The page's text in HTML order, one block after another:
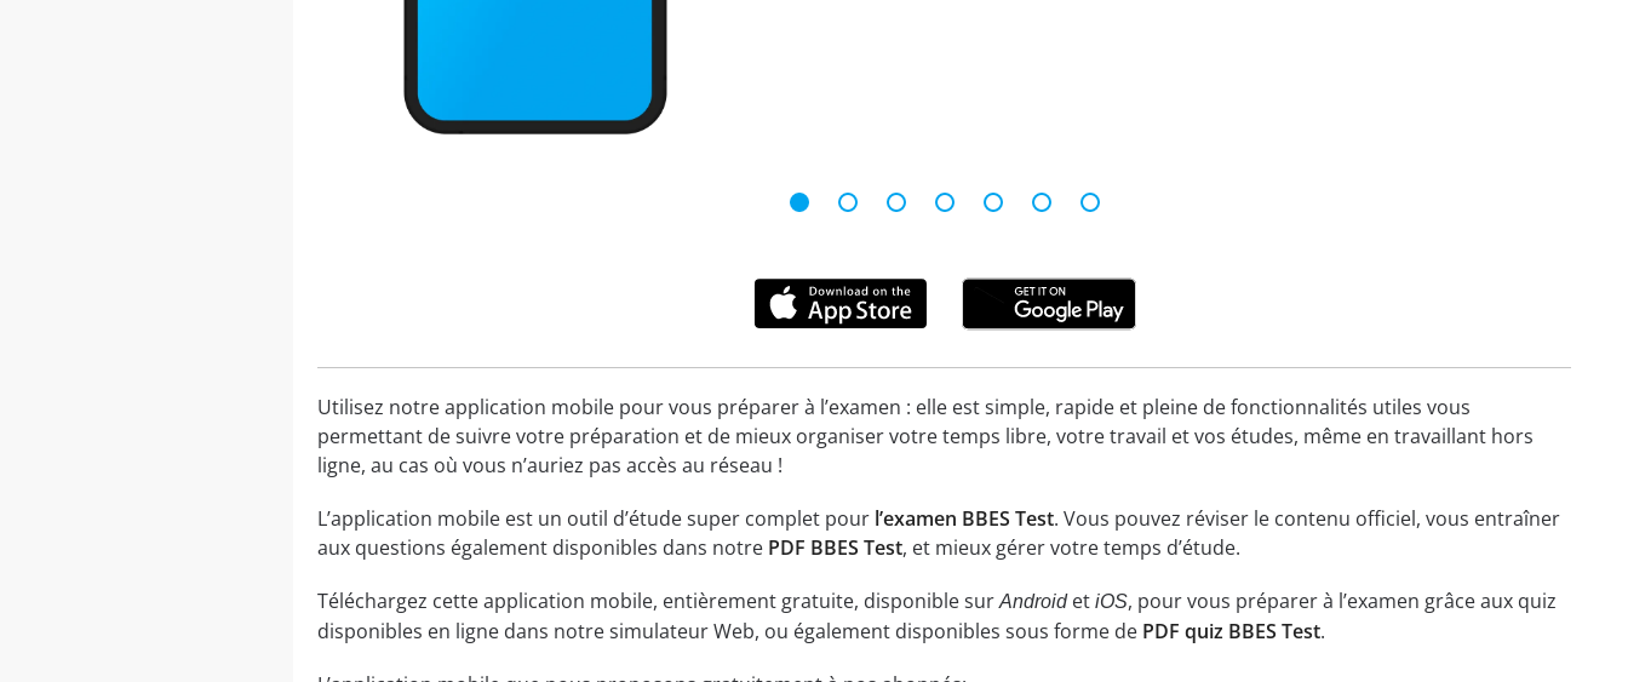
Utilisez notre application mobile pour vous préparer à l’examen : elle est simple, rapide et pleine de fonctionnalités utiles vous
permettant de suivre votre préparation et de mieux organiser votre temps libre, votre travail et vos études, même en travaillant hors
ligne, au cas où vous n’auriez pas accès au réseau !
L’application mobile est un outil d’étude super complet pour l’examen BBES Test. Vous pouvez réviser le contenu officiel, vous entraîner
aux questions également disponibles dans notre PDF BBES Test, et mieux gérer votre temps d’étude.
Téléchargez cette application mobile, entièrement gratuite, disponible surAndroidet iOS, pour vous préparer à l’examen grâce aux quiz
disponibles en ligne dans notre simulateur Web, ou également disponibles sous forme de PDF quiz BBES Test.